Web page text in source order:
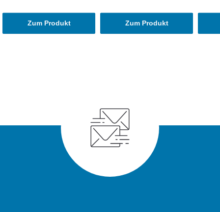
Zum Produkt Zum Produkt